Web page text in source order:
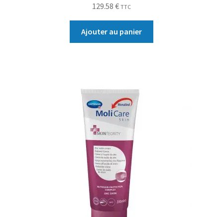
129.58 € TTC
Ajouter au panier